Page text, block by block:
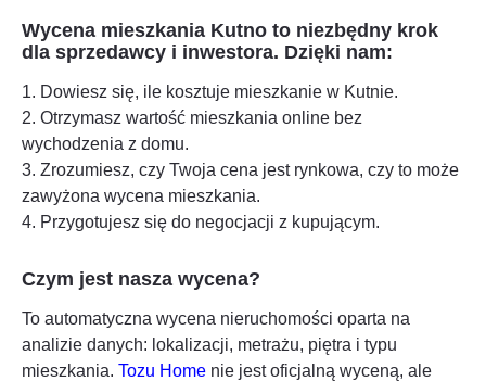
Wycena mieszkania Kutno to niezbędny krok
dla sprzedawcy i inwestora. Dzięki nam:
1. Dowiesz się, ile kosztuje mieszkanie w Kutnie.
2. Otrzymasz wartość mieszkania online bez
wychodzenia z domu.
3. Zrozumiesz, czy Twoja cena jest rynkowa, czy to może
zawyżona wycena mieszkania.
4. Przygotujesz się do negocjacji z kupującym.
Czym jest nasza wycena?
To automatyczna wycena nieruchomości oparta na
analizie danych: lokalizacji, metrażu, piętra i typu
mieszkania. Tozu Home nie jest oficjalną wyceną, ale